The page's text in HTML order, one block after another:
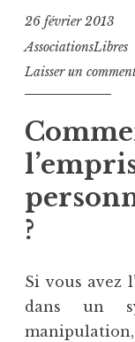
26 février 2013
AssociationsLibres
Laisser un
?
Si vous avez
dans un
manipulation,